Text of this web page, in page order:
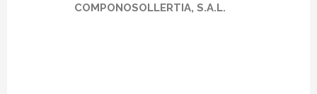
COMPONOSOLLERTIA, S.A.L.